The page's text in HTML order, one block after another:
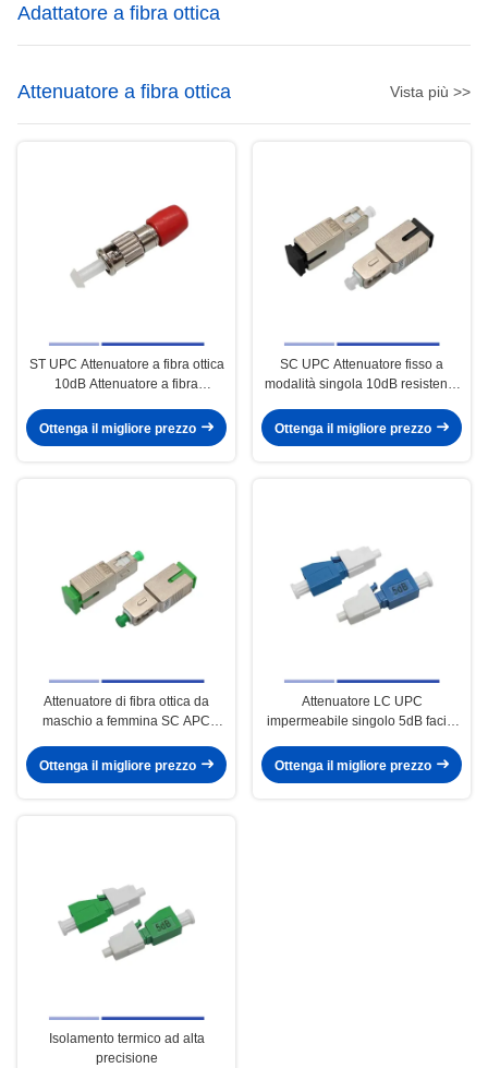
Adattatore a fibra ottica
Attenuatore a fibra ottica Vista più >>
ST UPC Attenuatore a fibra ottica
10dB Attenuatore a fibra
Ottenga il migliore prezzo
SC UPC Attenuatore fisso a
modalità singola 10dB resistente
Ottenga il migliore prezzo
Attenuatore di fibra ottica da
maschio a femmina SC APC
Ottenga il migliore prezzo
Attenuatore LC UPC
impermeabile singolo 5dB facile
Ottenga il migliore prezzo
Isolamento termico ad alta
precisione